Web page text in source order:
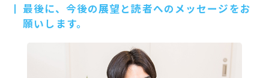
最後に、今後の展望と読者へのメッセージをお
願いします。